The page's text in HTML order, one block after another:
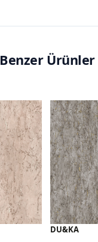
Benzer Ürünler
DU&KA